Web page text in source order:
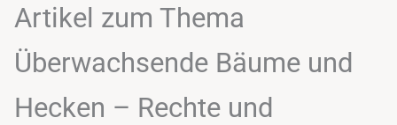
Artikel zum Thema
Überwachsende Bäume und
Hecken – Rechte und